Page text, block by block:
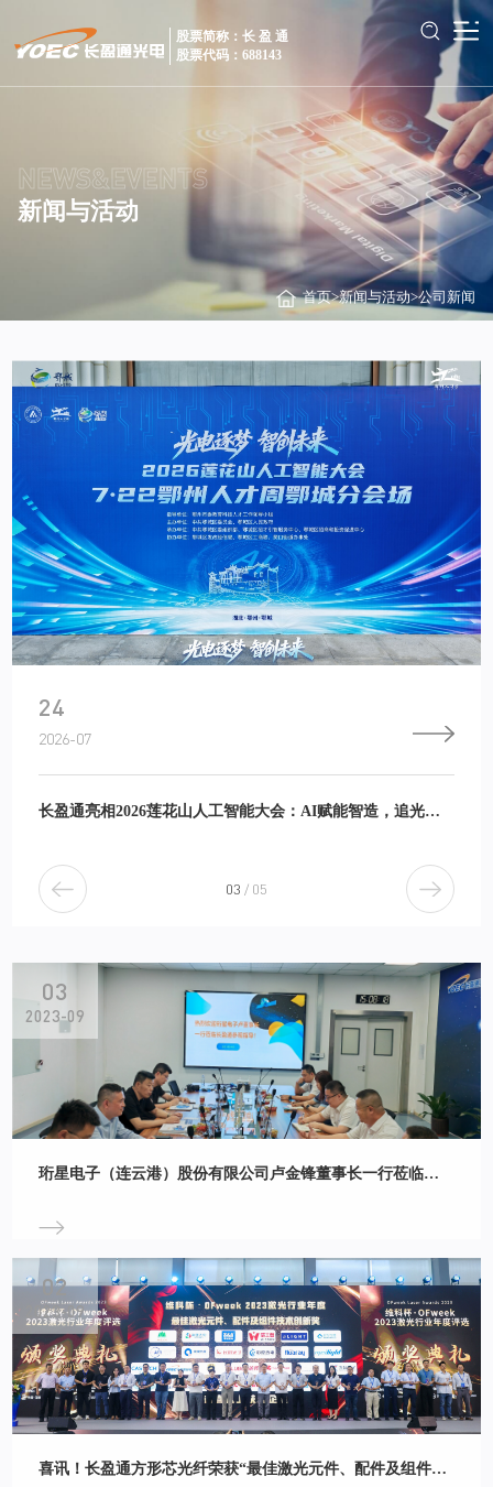
股票简称：长 盈 通
股票代码：688143
NEWS&EVENTS
新闻与活动
首页>新闻与活动>公司新闻
24
2026-07
长盈通亮相2026莲花山人工智能大会：AI赋能智造，追光筑梦空港
3 / 5
03
2023-09
珩星电子（连云港）股份有限公司卢金锋董事长一行莅临长盈通参观交流
02
2023-09
喜讯！长盈通方形芯光纤荣获“最佳激光元件、配件及组件技术创新奖”